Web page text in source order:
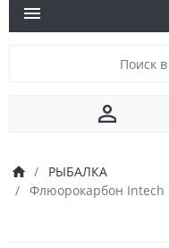
РЫБАЛКА
Флюорокарбон Intech